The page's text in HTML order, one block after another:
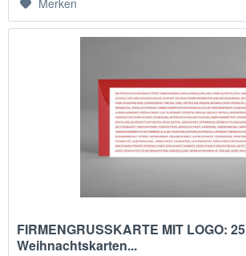
FIRMENGRUSSKARTE MIT LOGO: 25
Weihnachtskarten...